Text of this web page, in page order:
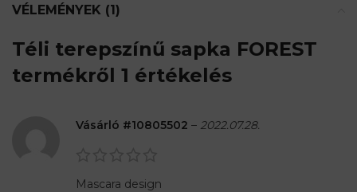
VÉLEMÉNYEK (1)
Téli terepszínű sapka FOREST
termékről 1 értékelés
Vásárló #10805502 – 2022.07.28.
Mascara design